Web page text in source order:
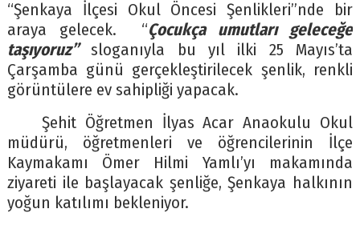
“Şenkaya İlçesi Okul Öncesi Şenlikleri”nde bir
araya gelecek. “Çocukça umutları geleceğe
taşıyoruz”sloganıyla bu yıl ilki 25 Mayıs’ta
Çarşamba günü gerçekleştirilecek şenlik, renkli
görüntülere ev sahipliği yapacak.
Şehit Öğretmen İlyas Acar Anaokulu Okul
müdürü, öğretmenleri ve öğrencilerinin İlçe
Kaymakamı Ömer Hilmi Yamlı’yı makamında
ziyareti ile başlayacak şenliğe, Şenkaya halkının
yoğun katılımı bekleniyor.